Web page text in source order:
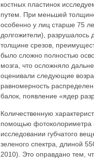
костных пластинок
путем. При меньшей
особенно у лиц старше 75
долгожители),
толщине срезов,
было сложно полностью
мозга, что осложняло
оценивали следующие
равномерность
балок, появление «ядер
Количественную
помощью фотоколориметра
исследовании губчатого
зеленого спектра, длиной
2010). Это оправдано тем,